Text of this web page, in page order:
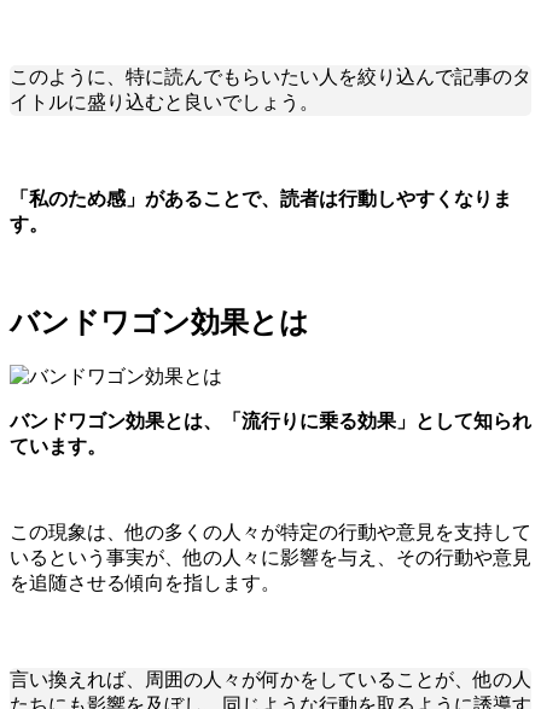
このように、特に読んでもらいたい人を絞り込んで記事のタ
イトルに盛り込むと良いでしょう。
「私のため感」があることで、読者は行動しやすくなりま
す。
バンドワゴン効果とは
バンドワゴン効果とは、「流行りに乗る効果」として知られ
ています。
この現象は、他の多くの人々が特定の行動や意見を支持して
いるという事実が、他の人々に影響を与え、その行動や意見
を追随させる傾向を指します。
言い換えれば、周囲の人々が何かをしていることが、他の人